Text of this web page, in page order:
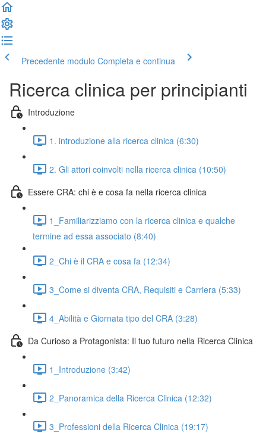
Precedente modulo Completa e continua
Ricerca clinica per principianti
Introduzione
1. introduzione alla ricerca clinica (6:30)
2. Gli attori coinvolti nella ricerca clinica (10:50)
Essere CRA: chi è e cosa fa nella ricerca clinica
1_Familiarizziamo con la ricerca clinica e qualche
termine ad essa associato (8:40)
2_Chi è il CRA e cosa fa (12:34)
3_Come si diventa CRA, Requisiti e Carriera (5:33)
4_Abilità e Giornata tipo del CRA (3:28)
Da Curioso a Protagonista: Il tuo futuro nella Ricerca Clinica
1_Introduzione (3:42)
2_Panoramica della Ricerca Clinica (12:32)
3_Professioni della Ricerca Clinica (19:17)